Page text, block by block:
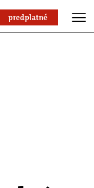
predplatné